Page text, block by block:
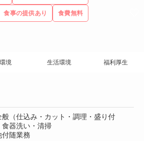
食事の提供あり 食費無料
境 生活環境 福利厚生
般（仕込み・カット・調理・盛り付
食器洗い・清掃
付随業務